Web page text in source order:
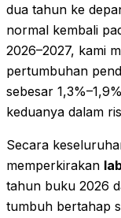
dua tahun ke
normal kembali
2026–2027, kami
pertumbuhan
sebesar
keduanya dalam
Secara
memperkirakan
tahun buku 2026
tumbuh bertahap